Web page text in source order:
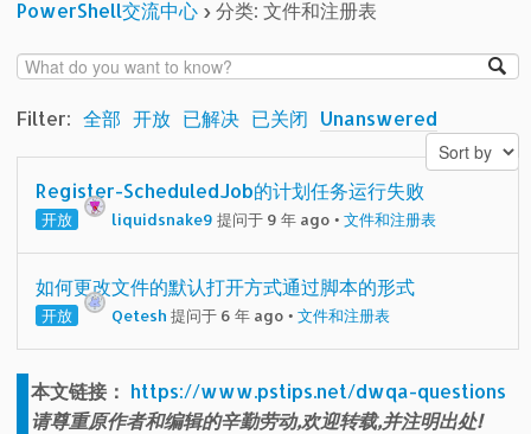
PowerShell交流中心 ›分类: 文件和注册表
Filter: 全部 开放 已解决 已关闭 Unanswered
Register-ScheduledJob的计划任务运行失败
开放 liquidsnake9 提问于 9 年 ago •文件和注册表
如何更改文件的默认打开方式通过脚本的形式
开放 Qetesh 提问于 6 年 ago •文件和注册表
本文链接： https://www.pstips.net/dwqa-questions
请尊重原作者和编辑的辛勤劳动,欢迎转载,并注明出处!